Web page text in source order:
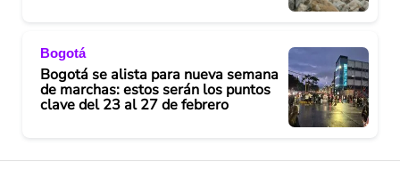
Bogotá
Bogotá se alista para nueva semana
de marchas: estos serán los puntos
clave del 23 al 27 de febrero